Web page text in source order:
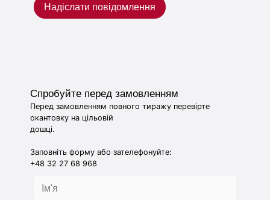
Надіслати повідомлення
Спробуйте перед замовленням
Перед замовленням повного тиражу перевірте
окантовку на цільовій
дошці.
Заповніть форму або зателефонуйте:
+48 32 27 68 968